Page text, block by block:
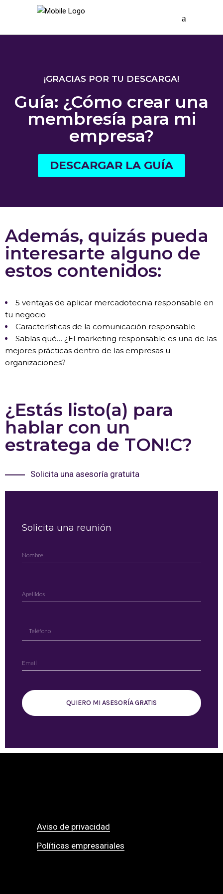
¡GRACIAS POR TU DESCARGA!
Guía: ¿Cómo crear una
membresía para mi
empresa?
DESCARGAR LA GUÍA
Además, quizás pueda
interesarte alguno de
estos contenidos:
5 ventajas de aplicar mercadotecnia responsable en
tu negocio
Características de la comunicación responsable
Sabías qué… ¿El marketing responsable es una de las
mejores prácticas dentro de las empresas u
organizaciones?
¿Estás listo(a) para
hablar con un
estratega de TON!C?
Solicita una asesoría gratuita
Solicita una reunión
QUIERO MI ASESORÍA GRATIS
Aviso de privacidad
Políticas empresariales